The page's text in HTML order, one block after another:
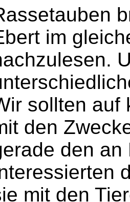
im
sollten auf
den
den an
mit den